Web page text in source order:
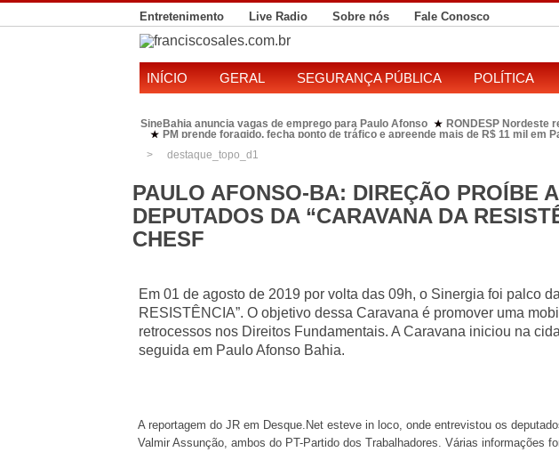
Entretenimento Live Radio Sobre nós Fale Conosco
INÍCIO GERAL SEGURANÇA PÚBLICA POLÍTICA
★ RONDESP Nordeste recupera Range Rover com restrição por estelionato em
★ Polícia Federal realiza operação contra suspeitos de ataque que matou
★ SineBahia anuncia vagas de emprego para Paulo Afonso
destaque_topo_d1
PAULO AFONSO-BA: DIREÇÃO PROÍBE
DEPUTADOS DA “CARAVANA DA
CHESF
Em 01 de agosto de 2019 por volta das 09h, o Sinergia foi palco
RESISTÊNCIA”. O objetivo dessa Caravana é promover uma
retrocessos nos Direitos Fundamentais. A Caravana iniciou na
seguida em Paulo Afonso Bahia.
A reportagem do JR em Desque.Net esteve in loco, onde entrevistou os
Valmir Assunção, ambos do PT-Partido dos Trabalhadores. Várias informações